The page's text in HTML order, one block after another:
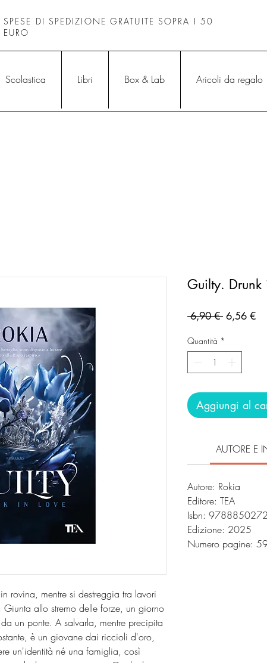
SPESE DI SPEDIZIONE GRATUITE SOPRA I 50
EURO
Scolastica Libri Box & Lab Aricoli da regalo
rovina, mentre si destreggia tra lavori
allo stremo delle forze, un giorno
un ponte. A salvarla, mentre precipita
è un giovane dai riccioli d'oro,
un'identità né una famiglia, così
Guilty. Drunk
6,90 € Prezzo
6,56 €
Quantità *
Aggiungi al
AUTORE E
Autore: Rokia
Editore: TEA
Isbn:
Edizione: 2025
Numero pagine: